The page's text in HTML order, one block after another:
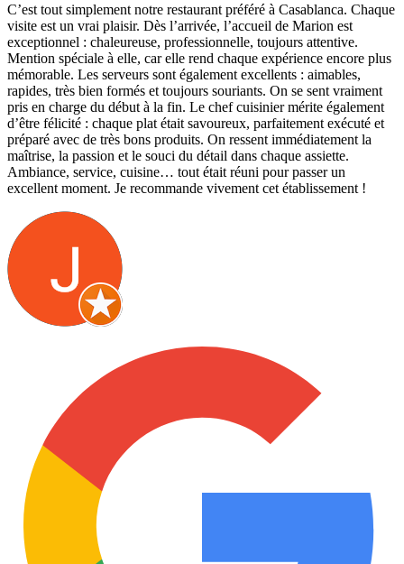
C’est tout simplement notre restaurant préféré à Casablanca. Chaque
visite est un vrai plaisir. Dès l’arrivée, l’accueil de Marion est
exceptionnel : chaleureuse, professionnelle, toujours attentive.
Mention spéciale à elle, car elle rend chaque expérience encore plus
mémorable. Les serveurs sont également excellents : aimables,
rapides, très bien formés et toujours souriants. On se sent vraiment
pris en charge du début à la fin. Le chef cuisinier mérite également
d’être félicité : chaque plat était savoureux, parfaitement exécuté et
préparé avec de très bons produits. On ressent immédiatement la
maîtrise, la passion et le souci du détail dans chaque assiette.
Ambiance, service, cuisine… tout était réuni pour passer un
excellent moment. Je recommande vivement cet établissement !